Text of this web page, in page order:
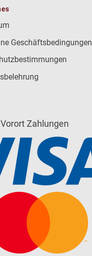
Geschäftsbedingungen
Vorort Zahlungen